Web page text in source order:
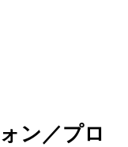
ン／プロ